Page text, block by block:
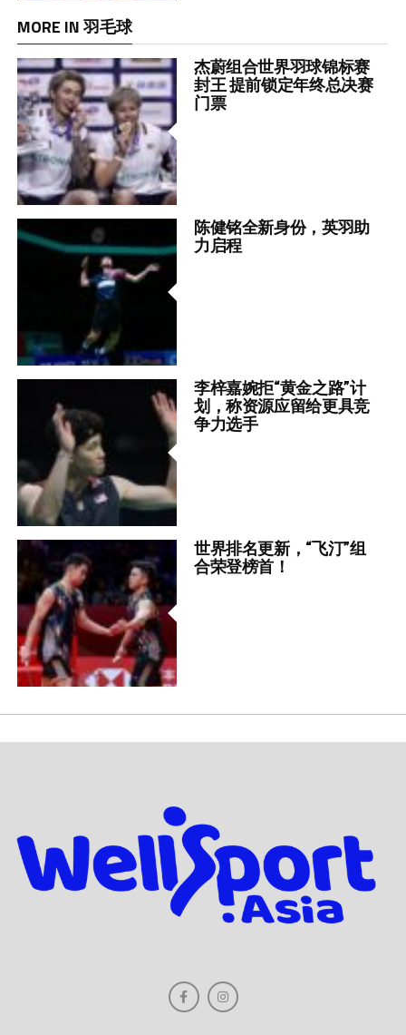
MORE IN 羽毛球
杰蔚组合世界羽球锦标赛
封王 提前锁定年终总决赛
门票
陈健铭全新身份，英羽助
力启程
李梓嘉婉拒“黄金之路”计
划，称资源应留给更具竞
争力选手
世界排名更新，“飞汀”组
合荣登榜首！